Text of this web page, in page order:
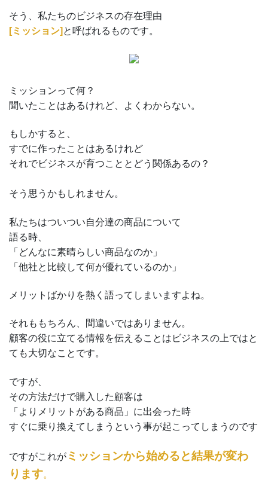
そう、私たちのビジネスの存在理由
[ミッション] と呼ばれるものです。
ミッションって何？
聞いたことはあるけれど、よくわからない。
もしかすると、
すでに作ったことはあるけれど
それでビジネスが育つこととどう関係あるの？
そう思うかもしれません。
私たちはついつい自分達の商品について
語る時、
「どんなに素晴らしい商品なのか」
「他社と比較して何が優れているのか」
メリットばかりを熱く語ってしまいますよね。
それももちろん、間違いではありません。
顧客の役に立てる情報を伝えることはビジネスの上ではと
ても大切なことです。
ですが、
その方法だけで購入した顧客は
「よりメリットがある商品」に出会った時
すぐに乗り換えてしまうという事が起こってしまうのです
ですがこれが ミッションから始めると結果が変わ
ります。